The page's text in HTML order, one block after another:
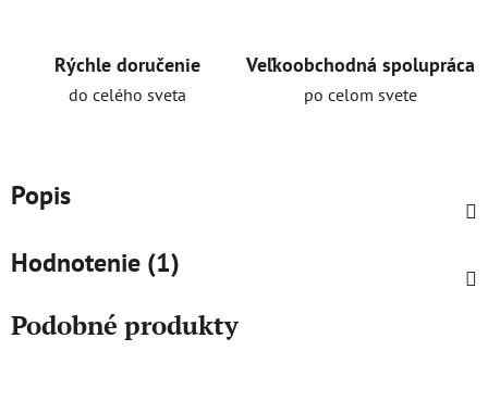
Rýchle doručenie
do celého sveta
Veľkoobchodná spolupráca
po celom svete
Popis
Hodnotenie (1)
Podobné produkty